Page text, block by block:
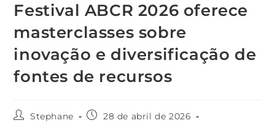
Festival ABCR 2026 oferece
masterclasses sobre
inovação e diversificação de
fontes de recursos
Stephane
28 de abril de 2026